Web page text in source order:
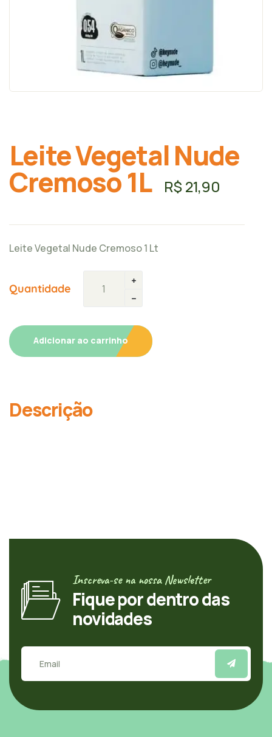
Leite Vegetal Nude
Cremoso 1L R$21,90
Leite Vegetal Nude Cremoso 1 Lt
Quantidade
Adicionar ao carrinho
Descrição
Inscreva-se na nossa Newsletter
Fique por dentro das
novidades